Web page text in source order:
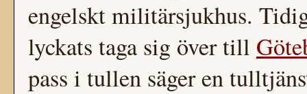
engelskt militärsjukhus.
lyckats taga sig över till
pass i tullen säger en